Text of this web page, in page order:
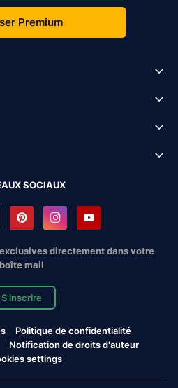
Premium
SOCIAUX
directement dans votre
boîte mail
S'inscrire
Politique de confidentialité
Notification de droits d'auteur
settings